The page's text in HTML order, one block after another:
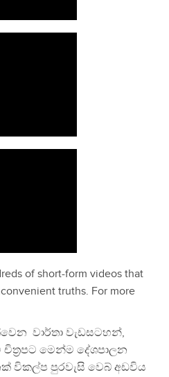
of short-form videos that
truths. For more
වාර්තා වැඩසටහන්,
මෙන්ම දේශපාලන
විකල්ප පුරවැසි වෙබ් අඩවිය